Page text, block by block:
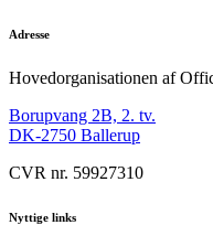
Adresse
Hovedorganisationen af
Borupvang 2B, 2. tv.
DK-2750 Ballerup
CVR nr. 59927310
Nyttige links